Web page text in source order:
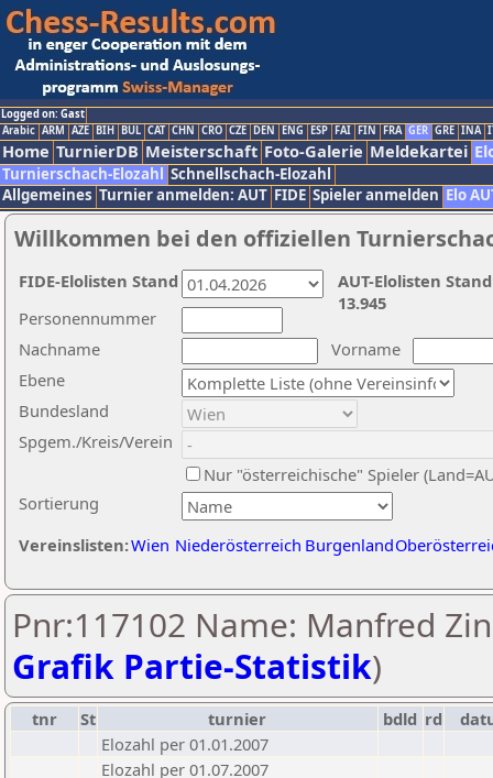
Logged on: Gast
Arabic ARM AZE BIH BUL CAT CHN CRO CZE DEN ENG ESP FAI FIN FRA GER GRE INA
Home TurnierDB Meisterschaft Foto-Galerie Meldekartei
Turnierschach-Elozahl Schnellschach-Elozahl
Allgemeines Turnier anmelden: AUT FIDE Spieler anmelden Elo
Willkommen bei den offiziellen
Nachname
Vorname
Ebene
Sortierung
Personennummer
Bundesland
Spgem./Kreis/Verein
Nur "österreichische" Spieler
Vereinslisten:Wien Niederösterreich Burgenland
AUT-Elolisten
13.945
FIDE-Elolisten Stand
Pnr:117102 Name: Manfred
Grafik Partie-Statistik)
tnr St turnier bdld rd
Elozahl per 01.01.2007
Elozahl per 01.07.2007